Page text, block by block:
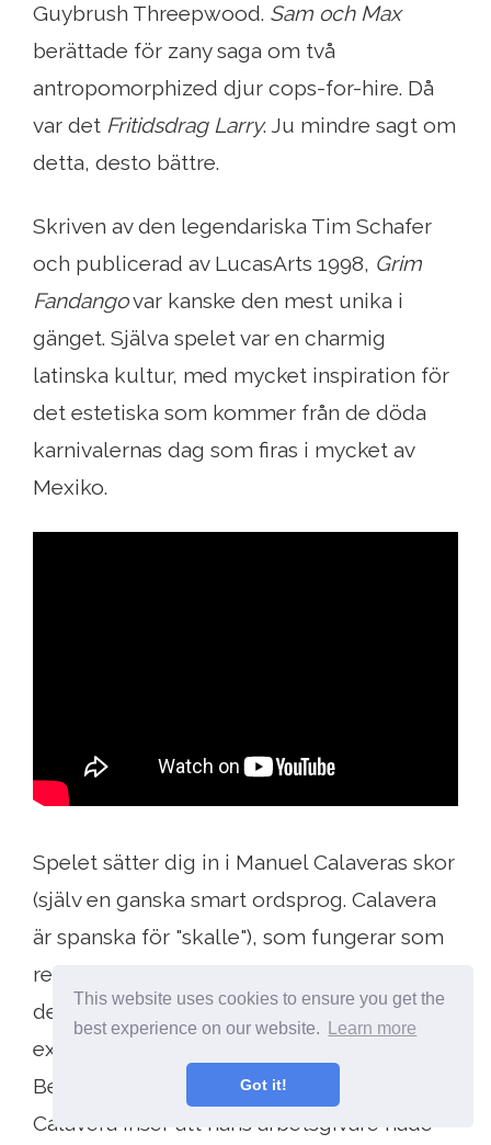
This website uses cookies to ensure you get the
best experience on our website.
Learn more
Got it!
Guybrush Threepwood. Sam och Max
berättade för zany saga om två
antropomorphized djur cops-for-hire. Då
var det Fritidsdrag Larry. Ju mindre sagt om
detta, desto bättre.
Skriven av den legendariska Tim Schafer
och publicerad av LucasArts 1998, Grim
Fandangovar kanske den mest unika i
gänget. Själva spelet var en charmig
latinska kultur, med mycket inspiration för
det estetiska som kommer från de döda
karnivalernas dag som firas i mycket av
Mexiko.
Spelet sätter dig in i Manuel Calaveras skor
(själv en ganska smart ordsprog. Calavera
är spanska för "skalle"), som fungerar som
resebyrå för de döda. Ditt jobb är att styra
den nyligen avgick från ett limbo-liknande
existensplan till “Nionde planet av existens”.
Berättelsen tar en otrevlig twist när
Calavera inser att hans arbetsgivare hade